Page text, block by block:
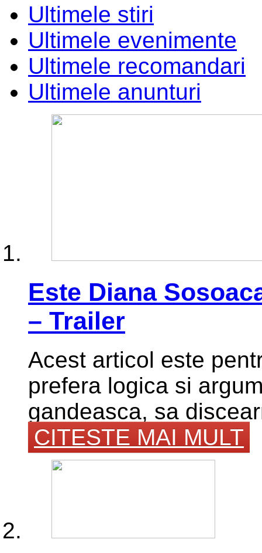
Ultimele stiri
Ultimele evenimente
Ultimele recomandari
Ultimele anunturi
Este Diana
– Trailer
Acest articol este
prefera logica si
gandeasca, sa
CITESTE MAI MULT